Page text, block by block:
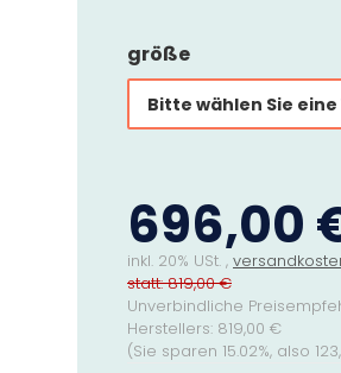
größe
Bitte wählen Sie
696,00
inkl. 20% USt. ,
statt: 819,00 €
Unverbindliche
Herstellers: 819,00 €
(Sie sparen 15.02%, also